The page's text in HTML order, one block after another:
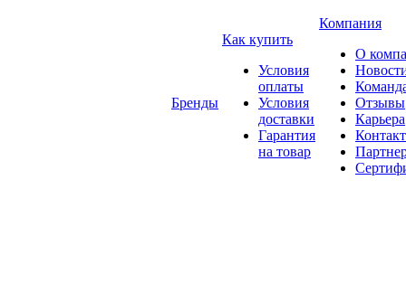
Бренды
Как купить
Условия
оплаты
Условия
доставки
Гарантия
на товар
Компания
О
Отзывы
Карьера